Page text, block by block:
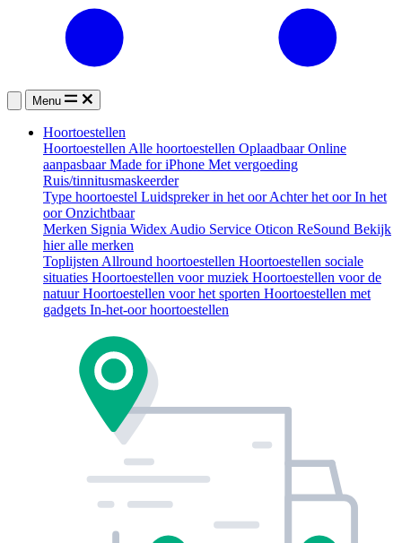
Menu
Hoortoestellen
HoortoestellenAlle hoortoestellen OplaadbaarOnline
aanpasbaarMade for iPhone Met vergoeding
Ruis/tinnitusmaskeerder
Type hoortoestel Luidspreker in het oorAchter het oorIn het
oorOnzichtbaar
Merken Signia WidexAudio Service Oticon ReSound Bekijk
hier alle merken
ToplijstenAllround hoortoestellen Hoortoestellen sociale
situaties Hoortoestellen voor muziek Hoortoestellen voor de
natuurHoortoestellen voor het sporten Hoortoestellen met
gadgets In-het-oor hoortoestellen